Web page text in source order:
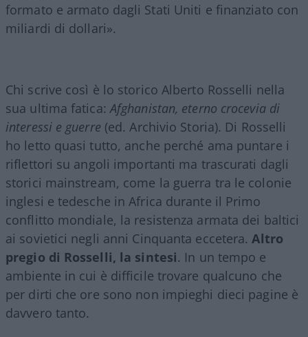
formato e armato dagli Stati Uniti e finanziato con
miliardi di dollari».
Chi scrive così è lo storico Alberto Rosselli nella
sua ultima fatica: Afghanistan, eterno crocevia di
interessi e guerre (ed. Archivio Storia). Di Rosselli
ho letto quasi tutto, anche perché ama puntare i
riflettori su angoli importanti ma trascurati dagli
storici mainstream, come la guerra tra le colonie
inglesi e tedesche in Africa durante il Primo
conflitto mondiale, la resistenza armata dei baltici
ai sovietici negli anni Cinquanta eccetera.Altro
pregio di Rosselli, la sintesi. In un tempo e
ambiente in cui è difficile trovare qualcuno che
per dirti che ore sono non impieghi dieci pagine è
davvero tanto.